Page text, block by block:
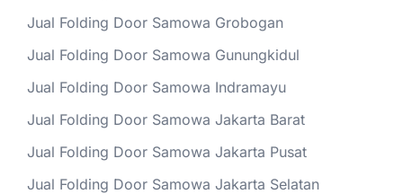
Jual Folding Door Samowa Grobogan
Jual Folding Door Samowa Gunungkidul
Jual Folding Door Samowa Indramayu
Jual Folding Door Samowa Jakarta Barat
Jual Folding Door Samowa Jakarta Pusat
Jual Folding Door Samowa Jakarta Selatan